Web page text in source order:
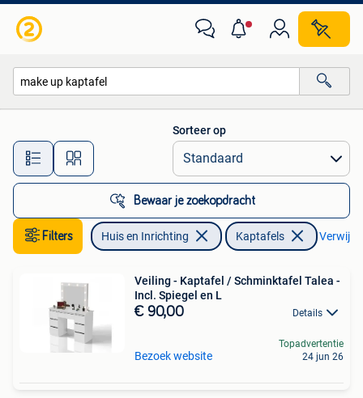
Alle afstanden…
Sorteer op
Bewaar je zoekopdracht
Filters Huis en Inrichting Kaptafels
Veiling - Kaptafel / Schminktafel Talea -
Incl. Spiegel en L
€ 90,00 Details
Bezoek website
Topadvertentie
24 jun 26